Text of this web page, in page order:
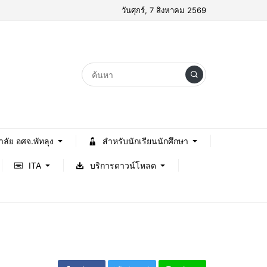
วันศุกร์, 7 สิงหาคม 2569
ลัย อศจ.พัทลุง สำหรับนักเรียนนักศึกษา
ITA บริการดาวน์โหลด